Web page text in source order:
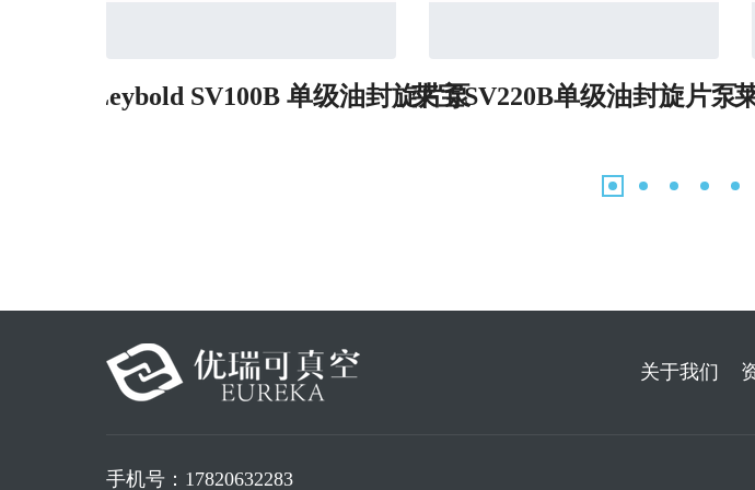
莱宝 Leybold SV100B 单级油封旋片泵莱宝SV220B单级油封旋片泵
关于我们
手机号： 17820632283